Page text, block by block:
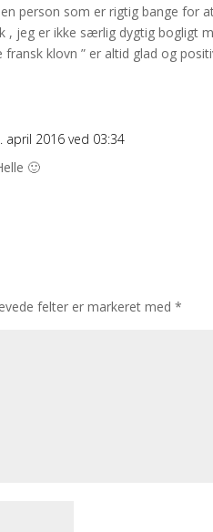
person som er rigtig bange for
, jeg er ikke særlig dygtig bogligt
fransk klovn ” er altid glad og
april 2016 ved 03:34
🙂
felter er markeret med*